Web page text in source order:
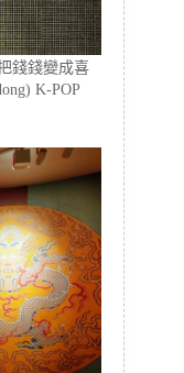
錢錢變成喜
K-POP